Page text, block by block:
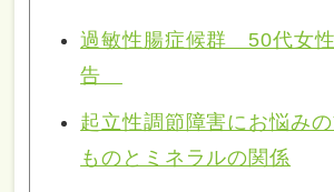
過敏性腸症候群 50代女
告
起立性調節障害にお悩み
ものとミネラルの関係